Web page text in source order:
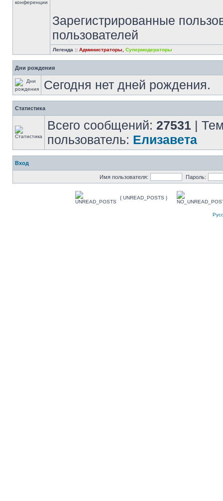
Зарегистрированные
пользователей
Легенда :: Администраторы Супермодераторы
Дни рождения
Сегодня нет дней рождения.
Статистика
Всего сообщений: 27531 |
пользователь: Елизавета
Вход
Имя пользователя: Пароль:
{ UNREAD_POSTS }